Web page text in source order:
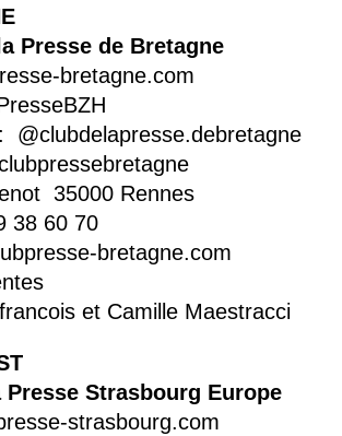
Presse de Bretagne
bretagne.com
@clubdelapresse.debretagne
35000 Rennes
38 60 70
bretagne.com
et Camille Maestracci
Presse Strasbourg Europe
strasbourg.com